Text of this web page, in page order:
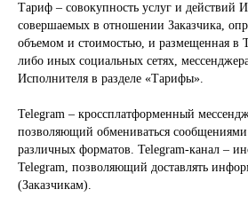
Тариф – совокупность услуг и действий
совершаемых в отношении Заказчика,
объемом и стоимостью, и размещенная в
либо иных социальных сетях,
Исполнителя в разделе «Тарифы».
Telegram – кроссплатформенный
позволяющий обмениваться
различных форматов. Telegram-канал –
Telegram, позволяющий доставлять
(Заказчикам).